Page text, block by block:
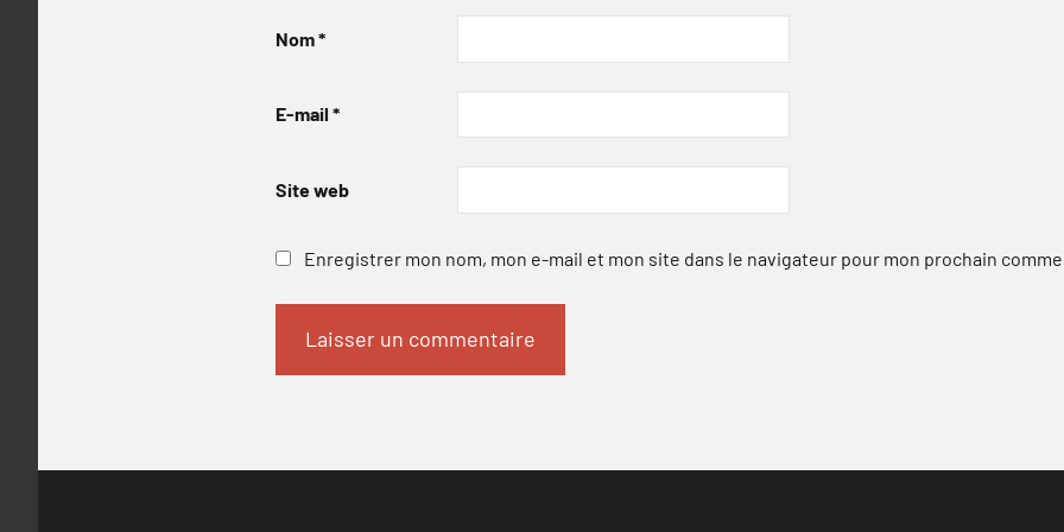
Nom*
E-mail *
Site web
Enregistrer mon nom, mon e-mail et mon site dans le navigateur pour mon prochain